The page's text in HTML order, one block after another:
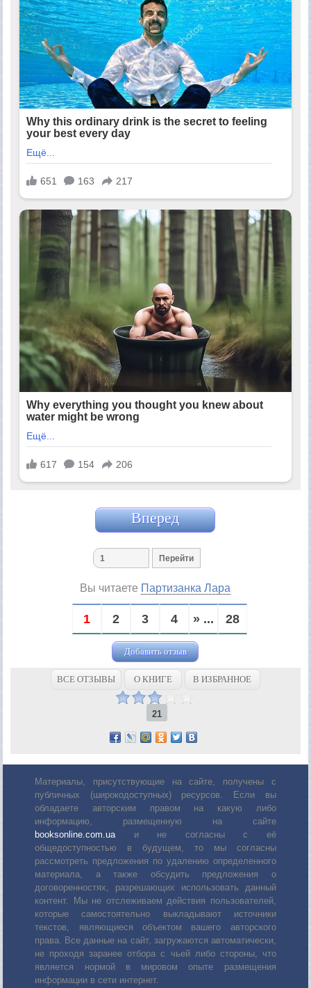
Вперед
Вы читаете Партизанка Лара
1 2 3 4 » ... 28
Добавить отзыв
ВСЕ ОТЗЫВЫ О КНИГЕ В ИЗБРАННОЕ
21
Материалы, присутствующие на сайте, получены с
публичных (широкодоступных) ресурсов. Если вы
обладаете авторским правом на какую либо
информацию, размещенную на сайте
booksonline.com.uaи не согласны с её
общедоступностью в будущем, то мы согласны
рассмотреть предложения по удалению определенного
материала, а также обсудить предложения о
договоренностях, разрешающих использовать данный
контент. Мы не отслеживаем действия пользователей,
которые самостоятельно выкладывают источники
текстов, являющиеся объектом вашего авторского
права. Все данные на сайт, загружаются автоматически,
не проходя заранее отбора с чьей либо стороны, что
является нормой в мировом опыте размещения
информации в сети интернет.